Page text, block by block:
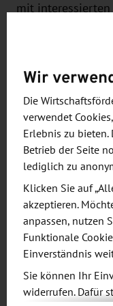
mit interessierten
der wichtigsten
„Land der Mitte“
Diese
Blick auf
Als Gast
Referatsleiter
abzeichnenden
gegenüber
der langjährigen
Trade & Invest in
Wir
Die
verwendet
Erlebnis zu bieten.
Betrieb der Seite
lediglich zu
Klicken Sie auf
akzeptieren.
anpassen, nutzen
Funktionale
Einverständnis
Sie können Ihr
widerrufen. Dafür